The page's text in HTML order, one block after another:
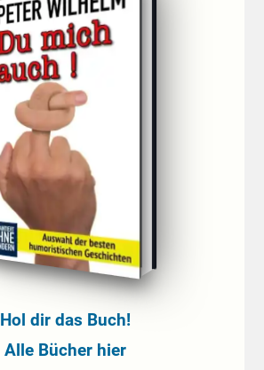
Hol dir das Buch!
Alle Bücher hier